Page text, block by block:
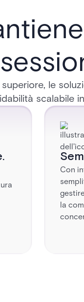
le
scalabile
Con
la